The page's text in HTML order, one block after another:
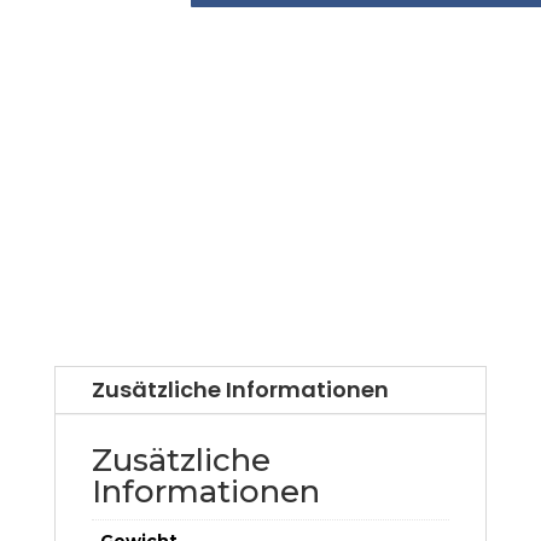
Zusätzliche Informationen
Zusätzliche
Informationen